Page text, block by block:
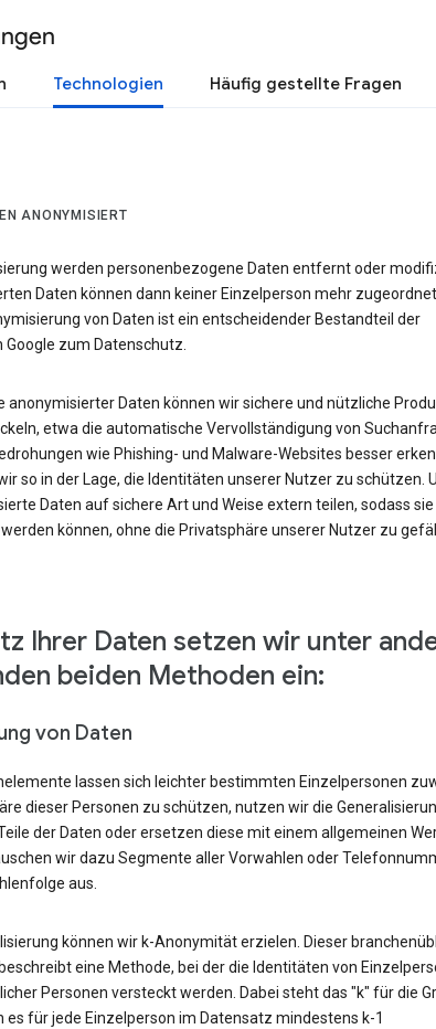
Technologien Häufig gestellte Fragen
ANONYMISIERT
werden personenbezogene Daten entfernt oder
Daten können dann keiner Einzelperson mehr zugeordnet
von Daten ist ein entscheidender Bestandteil der
Google zum Datenschutz.
anonymisierter Daten können wir sichere und nützliche
etwa die automatische Vervollständigung von
wie Phishing- und Malware-Websites besser
so in der Lage, die Identitäten unserer Nutzer zu schützen.
Daten auf sichere Art und Weise extern teilen, sodass sie
können, ohne die Privatsphäre unserer Nutzer zu
Ihrer Daten setzen wir unter
beiden Methoden ein:
von Daten
lassen sich leichter bestimmten Einzelpersonen
dieser Personen zu schützen, nutzen wir die
der Daten oder ersetzen diese mit einem allgemeinen
wir dazu Segmente aller Vorwahlen oder
aus.
können wir k-Anonymität erzielen. Dieser
eine Methode, bei der die Identitäten von
Personen versteckt werden. Dabei steht das "k" für die
es für jede Einzelperson im Datensatz mindestens k-1